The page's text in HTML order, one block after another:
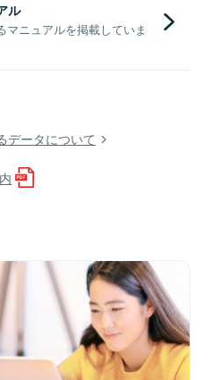
ル
ニュアルを掲載していま
データについて